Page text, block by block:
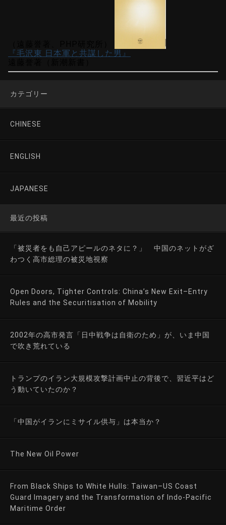
『毛沢東 日本軍と共謀した男』
カテゴリー
CHINESE
ENGLISH
JAPANESE
最近の投稿
「被災者をも自己アピールのネタに？」 中国のネットがざ
わつく高市総理の被災地視察
Open Doors, Tighter Controls: China’s New Exit–Entry
Rules and the Securitisation of Mobility
2002年の高市発言「日中戦争は自衛のため」が、いま中国
で吹き荒れている
トランプのイラン大規模攻撃計画中止の背後で、習近平はど
う動いていたのか？
「中国がイランにミサイル供与」は本当か？
The New Oil Power
From Black Ships to White Hulls: Taiwan–US Coast
Guard Imagery and the Transformation of Indo-Pacific
Maritime Order